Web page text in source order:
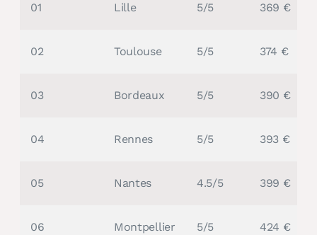
01 Lille 5/5 369 €
02 Toulouse 5/5 374 €
03 Bordeaux 5/5 390 €
04 Rennes 5/5 393 €
05 Nantes 4.5/5 399 €
06 Montpellier 5/5 424 €